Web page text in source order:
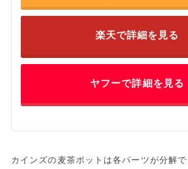
楽天で詳細を見る
ヤフーで詳細を見る
カインズの麦茶ポットは各パーツが分解